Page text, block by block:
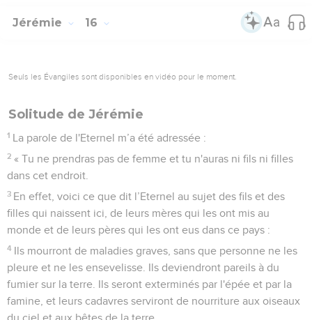
Jérémie 16
Seuls les Évangiles sont disponibles en vidéo pour le moment.
Solitude de Jérémie
1 La parole de l'Eternel m’a été adressée :
2 « Tu ne prendras pas de femme et tu n'auras ni fils ni filles
dans cet endroit.
3 En effet, voici ce que dit l’Eternel au sujet des fils et des
filles qui naissent ici, de leurs mères qui les ont mis au
monde et de leurs pères qui les ont eus dans ce pays :
4 Ils mourront de maladies graves, sans que personne ne les
pleure et ne les ensevelisse. Ils deviendront pareils à du
fumier sur la terre. Ils seront exterminés par l'épée et par la
famine, et leurs cadavres serviront de nourriture aux oiseaux
du ciel et aux bêtes de la terre.